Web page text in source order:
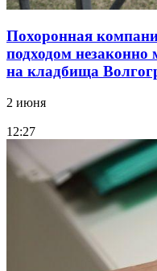
Похоронная
подходом незаконно
на кладбища
2 июня
12:27